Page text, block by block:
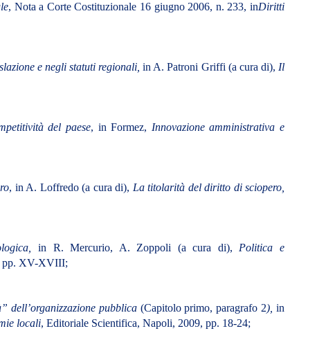
, Nota a Corte Costituzionale 16 giugno 2006, n. 233, inDiritti
e negli statuti regionali,in A. Patroni Griffi (a cura di), Il
del paese, in Formez, Innovazione amministrativa e
, in A. Loffredo (a cura di), La titolarità del diritto di sciopero,
in R. Mercurio, A. Zoppoli (a cura di), Politica e
pp. XV-XVIII;
dell’organizzazione pubblica(Capitolo primo, paragrafo 2), in
locali, Editoriale Scientifica, Napoli, 2009, pp. 18-24;